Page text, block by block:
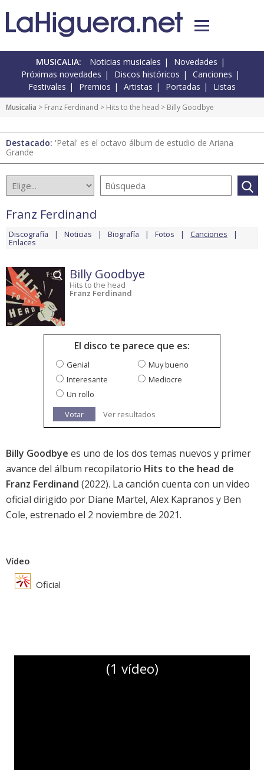
MUSICALIA: Noticias musicales
Novedades
Próximas novedades
Discos históricos
Canciones
Festivales
Premios Artistas Portadas Listas
Musicalia > Franz Ferdinand > Hits to the head > Billy Goodbye
Destacado: 'Petal' es el octavo álbum de estudio de Ariana
Grande
Franz Ferdinand
Discografía Noticias Biografía Fotos Canciones
Enlaces
Billy Goodbye
Hits to the head
Franz Ferdinand
El disco te parece que es:
Genial
Muy bueno
Interesante
Mediocre
Un rollo
Votar
Ver resultados
Billy Goodbye es uno de los dos temas nuevos y primer
avance del álbum recopilatorio Hits to the head de
Franz Ferdinand (2022). La canción cuenta con un video
oficial dirigido por Diane Martel, Alex Kapranos y Ben
Cole, estrenado el 2 noviembre de 2021.
Vídeo
Oficial
(1 vídeo)